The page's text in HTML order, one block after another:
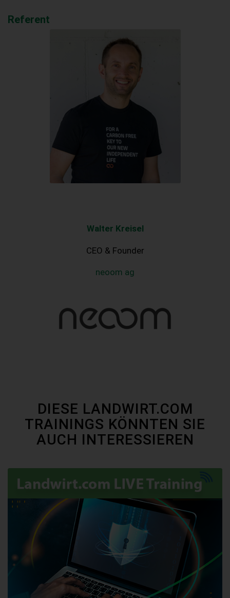
Referent
Walter Kreisel
CEO & Founder
neoom ag
DIESE LANDWIRT.COM
TRAININGS KÖNNTEN SIE
AUCH INTERESSIEREN